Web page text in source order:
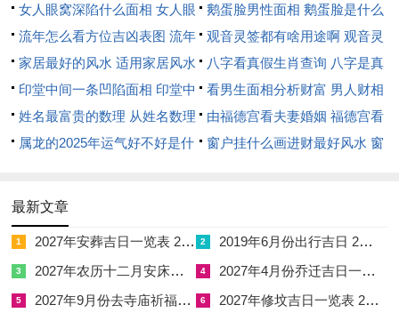
最磨人处在于自刑太岁引发的情绪反噬，常令命主自我怀疑，一
念执迷，在关键抉择时心魔作祟，因小失大。
然此并非定数，若肖马之人生于秋冬季，八字原局金水成势，日
主为壬癸或庚辛，则丙午流年恰为调候喜用或旺财之源，伏吟不
但不成灾，反促成财官双美，此即一喜挡三灾，太岁反为功。
之功，以火炼金、以柔制刚，护住心气，免受无谓内耗。
子鼠逢冲太岁，子午激荡水火相搏变数骤生
出生在子年的生肖鼠。步入丙午年与流年太岁形成子午正冲，此
女人眼窝深陷什么面相 女人眼
窝深陷是短命相吗
鹅蛋脸男性面相 鹅蛋脸是什么
脸型男性
流年怎么看方位吉凶表图 流年
位置怎么看
观音灵签都有啥用途啊 观音灵
签全部签签词
家居最好的风水 适用家居风水
八字看真假生肖查询 八字是真
还是假
印堂中间一条凹陷面相 印堂中
间有条线沟好不好
看男生面相分析财富 男人财相
从哪里看
姓名最富贵的数理 从姓名数理
看富豪
由福德宫看夫妻婚姻 福德宫看
配偶生肖
属龙的2025年运气好不好是什
2025年属龙人的全年运势
窗户挂什么画进财最好风水 窗
最新文章
1 2027年安葬吉日一览表 2027年12月安葬吉日一览表 2 2019年6月份出行吉日 2027年6月出行吉日一览表
3 2027年农历十二月安床吉日 2027年正月安床吉日吉时查询 4 2027年4月份乔迁吉日一览表 2027年4月乔迁吉日吉时查询
5 2027年9月份去寺庙祈福的日子 2027年5月去寺庙吉日一览表 6 2027年修坟吉日一览表 2027年农历2月修坟吉日一览表